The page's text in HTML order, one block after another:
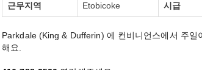
근무지역 Etobicoke 시급
Parkdale (King & Dufferin) 에 컨비니언스에서 주
해요.